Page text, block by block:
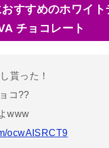
すすめのホワイト
チョコレート
貰った！
コ??
www
ocwAISRCT9